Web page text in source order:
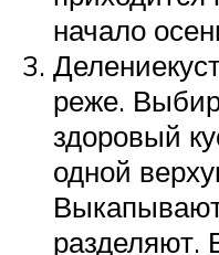
начало
реже.
здоровый
одной
разделяют.